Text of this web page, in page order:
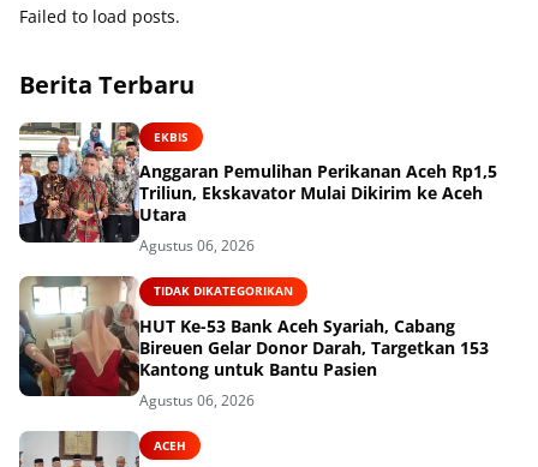
Failed to load posts.
Berita Terbaru
EKBIS
Anggaran Pemulihan Perikanan Aceh Rp1,5
Triliun, Ekskavator Mulai Dikirim ke Aceh
Utara
Agustus 06, 2026
TIDAK DIKATEGORIKAN
HUT Ke-53 Bank Aceh Syariah, Cabang
Bireuen Gelar Donor Darah, Targetkan 153
Kantong untuk Bantu Pasien
Agustus 06, 2026
ACEH